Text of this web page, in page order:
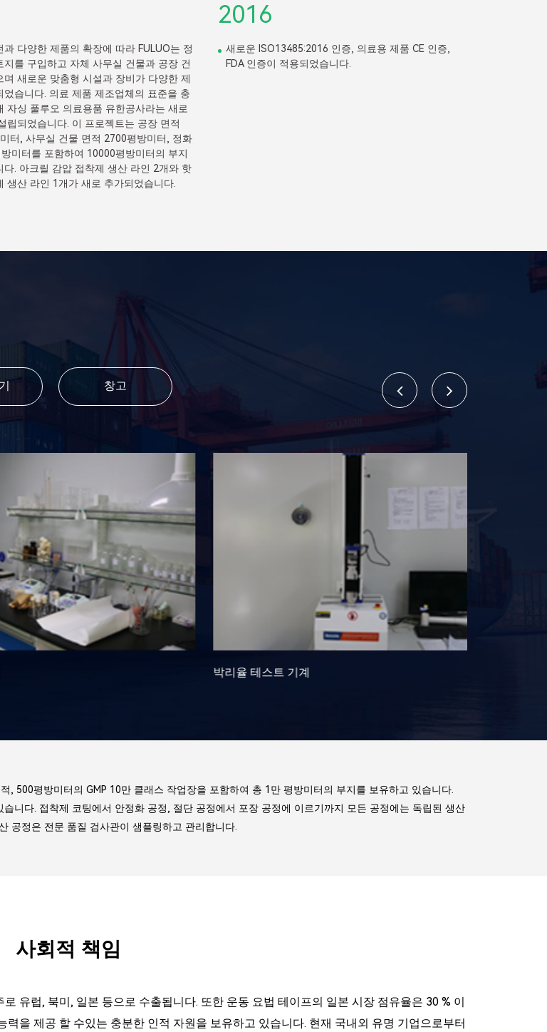
인증, 의료용 제품 CE 인증,
적용되었습니다.
2019
풀루오는 상처 드레싱 제품을 위한 새로운 생산 라인과
자동 포장기를 추가합니다.
창고
기계 가스 크로마토그래프
500평방미터의 GMP 10만 클래스 작업장을 포함하여 총 1만 평방미터의 부지를 보유하고 있습니다.
니다. 접착제 코팅에서 안정화 공정, 절단 공정에서 포장 공정에 이르기까지 모든 공정에는 독립된 생산
공정은 전문 품질 검사관이 샘플링하고 관리합니다.
사회적 책임
유럽, 북미, 일본 등으로 수출됩니다. 또한 운동 요법 테이프의 일본 시장 점유율은 30 % 이
을 제공 할 수있는 충분한 인적 자원을 보유하고 있습니다. 현재 국내외 유명 기업으로부터